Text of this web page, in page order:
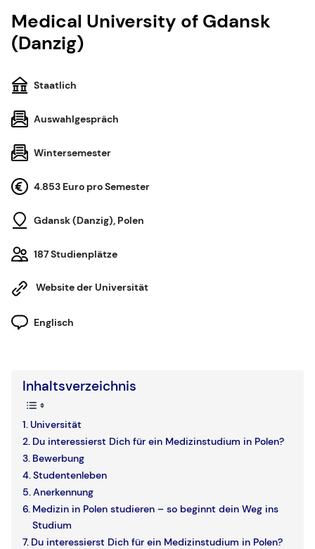
Medical University of Gdansk
(Danzig)
Staatlich
Auswahlgespräch
Wintersemester
4.853 Euro pro Semester
Gdansk (Danzig), Polen
187 Studienplätze
Website der Universität
Englisch
Inhaltsverzeichnis
Universität
Du interessierst Dich für ein Medizinstudium in Polen?
Bewerbung
Studentenleben
Anerkennung
Medizin in Polen studieren – so beginnt dein Weg ins
Studium
Du interessierst Dich für ein Medizinstudium in Polen?